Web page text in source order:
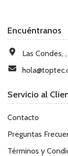
Encuéntranos
Las Condes,
Servicio al
Contacto
Preguntas
Términos y